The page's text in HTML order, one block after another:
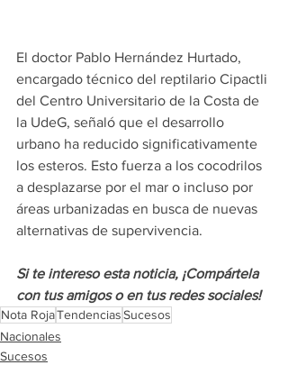
El doctor Pablo Hernández Hurtado,
encargado técnico del reptilario Cipactli
del Centro Universitario de la Costa de
la UdeG, señaló que el desarrollo
urbano ha reducido significativamente
los esteros. Esto fuerza a los cocodrilos
a desplazarse por el mar o incluso por
áreas urbanizadas en busca de nuevas
alternativas de supervivencia.
Si te intereso esta noticia, ¡Compártela
con tus amigos o en tus redes sociales!
Nota RojaTendenciasSucesos
Nacionales
Sucesos